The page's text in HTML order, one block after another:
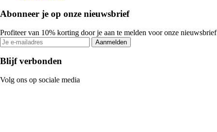
Abonneer je op onze nieuwsbrief
Profiteer van 10% korting door je aan te melden voor onze nieuwsbrief
Aanmelden
Blijf verbonden
Volg ons op sociale media